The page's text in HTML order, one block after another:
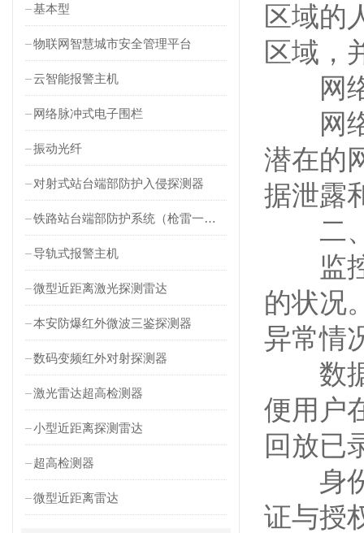
基本型
物联网智慧城市安全管理平台
云智能报警主机
网络脉冲式电子围栏
振动光纤
对射式站台端部防护入侵探测器
铁路站台端部防护系统（枪雷一体）
导轨式报警主机
微型近距离激光探测雷达
本安防爆红外微波三鉴探测器
数码变频红外对射探测器
激光雷达超高检测器
小型近距离探测雷达
超高检测器
微型近距离雷达
区域的
区域，
网络
网络
潜在的
据泄露
二、
监控
的状况
异常情
数据
便用户
回放已
身份
证与授